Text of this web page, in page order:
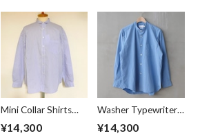
Mini Collar Shirts
White Stripe
¥14,300
Washer Typewriter
Loose Fit Band
Collar Shirt Blue
¥14,300